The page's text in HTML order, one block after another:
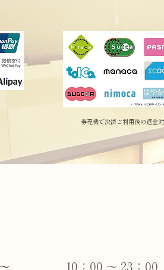
券売機で決済ご利用後の返金
10：00 〜 23：